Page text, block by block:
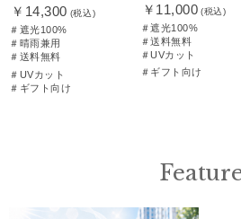
￥14,300 (税込)
＃遮光100%
＃晴雨兼用
＃送料無料
＃UVカット
＃ギフト向け
￥11,000 (税込)
＃遮光100%
＃送料無料
＃UVカット
＃ギフト向け